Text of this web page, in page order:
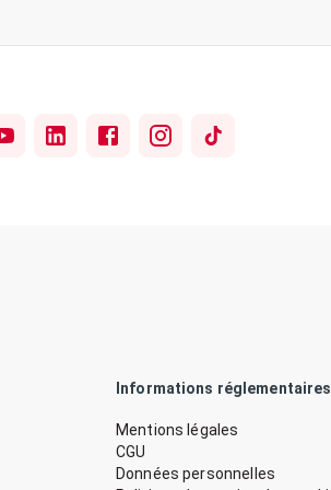
Informations réglementaires
Mentions légales
CGU
Données personnelles